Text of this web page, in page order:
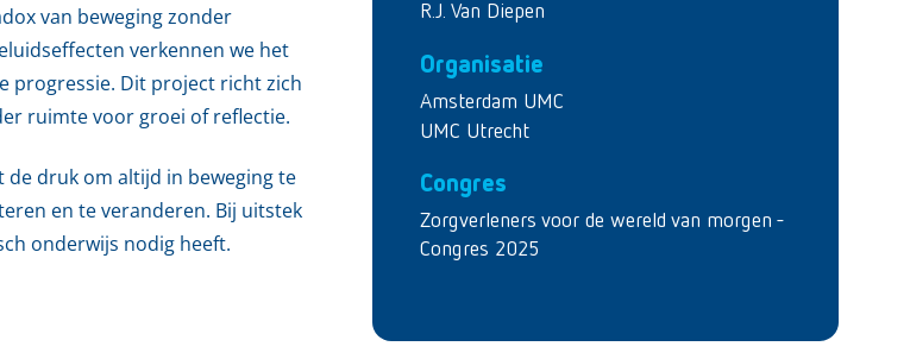
R.J. Van Diepen
Organisatie
Amsterdam UMC
UMC Utrecht
Congres
Zorgverleners voor de wereld van morgen -
Congres 2025
van beweging zonder
verkennen we het
progressie. Dit project richt zich
ruimte voor groei of reflectie.
druk om altijd in beweging te
en te veranderen. Bij uitstek
onderwijs nodig heeft.